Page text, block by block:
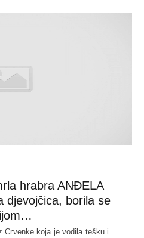
hrabra ANĐELA
djevojčica, borila se
Crvenke koja je vodila tešku i